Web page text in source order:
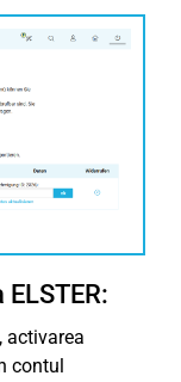
, activarea
contul